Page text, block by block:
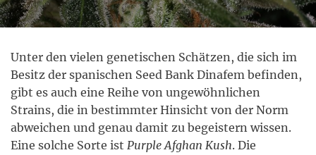
Unter den vielen genetischen Schätzen, die sich im
Besitz der spanischen Seed Bank Dinafem befinden,
gibt es auch eine Reihe von ungewöhnlichen
Strains, die in bestimmter Hinsicht von der Norm
abweichen und genau damit zu begeistern wissen.
Eine solche Sorte ist Purple Afghan Kush. Die